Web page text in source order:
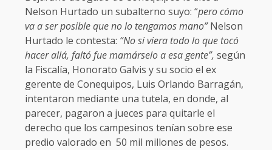
Nelson Hurtado un subalterno suyo: “pero cómo
va a ser posible que no lo tengamos mano”Nelson
Hurtado le contesta: “No si viera todo lo que tocó
hacer allá, faltó fue mamárselo a esa gente”, según
la Fiscalía, Honorato Galvis y su socio el ex
gerente de Conequipos, Luis Orlando Barragán,
intentaron mediante una tutela, en donde, al
parecer, pagaron a jueces para quitarle el
derecho que los campesinos tenían sobre ese
predio valorado en 50 mil millones de pesos.